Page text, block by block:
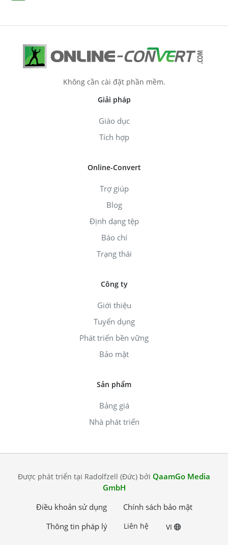
Không cần cài đặt phần mềm.
Giải pháp
Giáo dục
Tích hợp
Online-Convert
Trợ giúp
Blog
Định dạng tệp
Báo chí
Trạng thái
Công ty
Giới thiệu
Tuyển dụng
Phát triển bền vững
Bảo mật
Sản phẩm
Bảng giá
Nhà phát triển
Được phát triển tại Radolfzell (Đức) bởi QaamGo Media
GmbH
Điều khoản sử dụng
Chính sách bảo mật
Thông tin pháp lý
Liên hệ VI